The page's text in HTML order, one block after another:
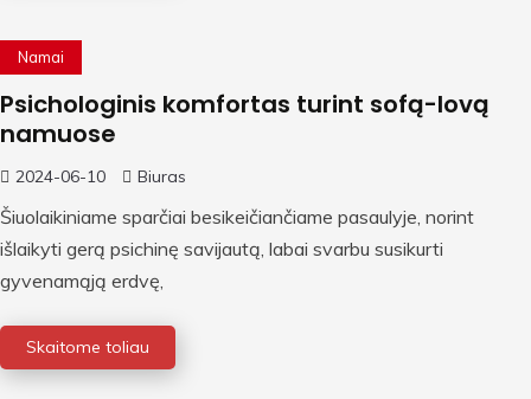
Namai
Psichologinis komfortas turint sofą-lovą
namuose
2024-06-10 Biuras
Šiuolaikiniame sparčiai besikeičiančiame pasaulyje, norint
išlaikyti gerą psichinę savijautą, labai svarbu susikurti
gyvenamąją erdvę,
Skaitome toliau